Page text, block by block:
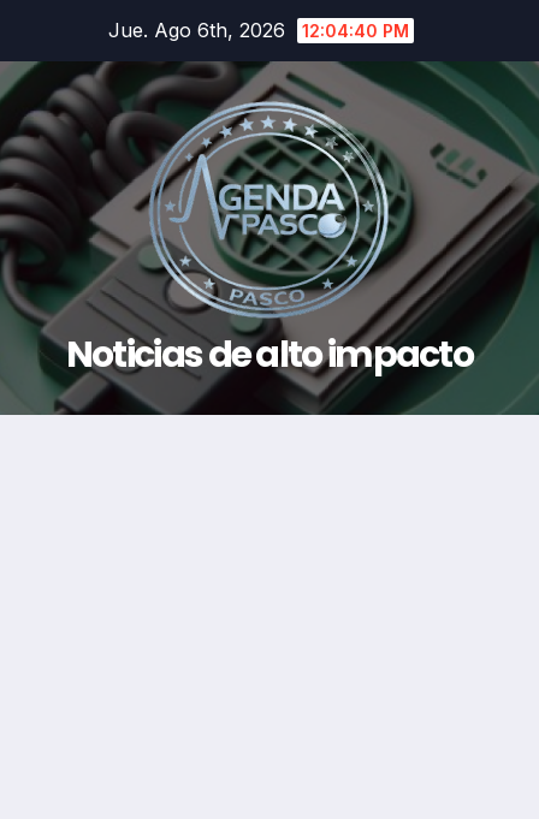
contenido
Jue. Ago 6th, 2026 12:04:41 PM
Noticias de alto impacto